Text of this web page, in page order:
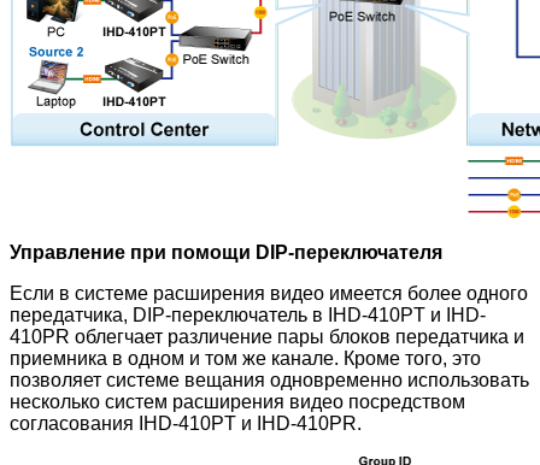
Управление при помощи DIP-переключателя
Если в системе расширения видео имеется более одного
передатчика, DIP-переключатель в IHD-410PT и IHD-
410PR облегчает различение пары блоков передатчика и
приемника в одном и том же канале. Кроме того, это
позволяет системе вещания одновременно использовать
несколько систем расширения видео посредством
согласования IHD-410PT и IHD-410PR.